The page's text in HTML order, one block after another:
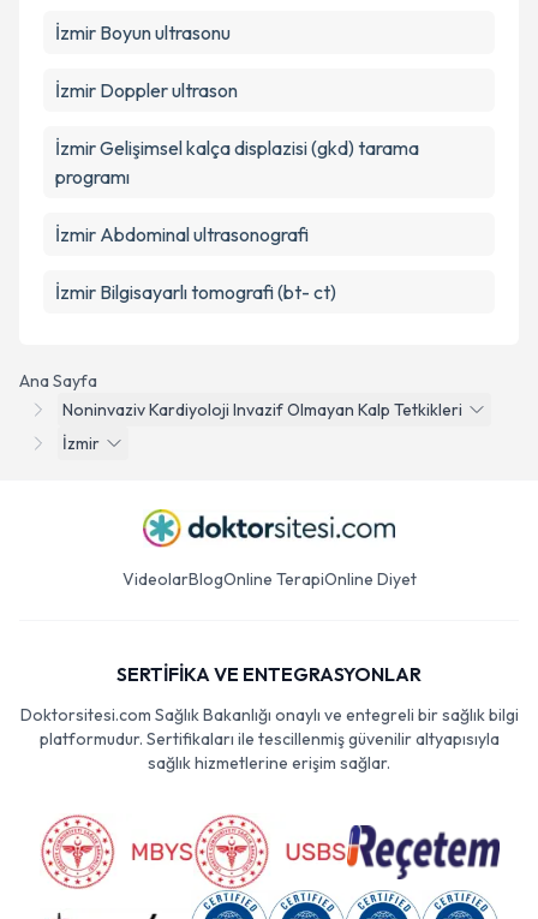
Ana Sayfa
Noninvaziv Kardiyoloji Invazif Olmayan Kalp Tetkikleri
İzmir
İzmir Boyun ultrasonu
İzmir Doppler ultrason
İzmir Gelişimsel kalça displazisi (gkd) tarama
programı
İzmir Abdominal ultrasonografi
İzmir Bilgisayarlı tomografi (bt- ct)
VideolarBlogOnline TerapiOnline Diyet
SERTİFİKA VE ENTEGRASYONLAR
Doktorsitesi.com Sağlık Bakanlığı onaylı ve entegreli bir sağlık bilgi
platformudur. Sertifikaları ile tescillenmiş güvenilir altyapısıyla
sağlık hizmetlerine erişim sağlar.